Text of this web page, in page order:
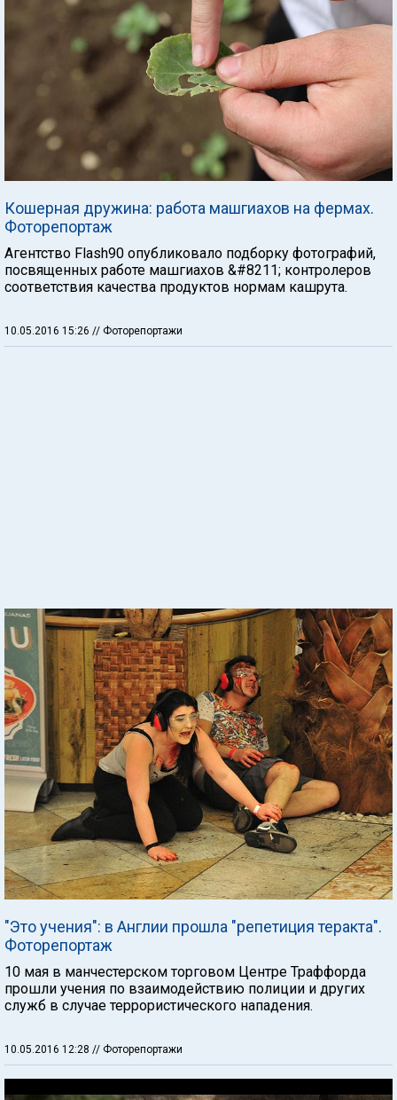
Кошерная дружина: работа машгиахов на фермах.
Фоторепортаж
Агентство Flash90 опубликовало подборку фотографий,
посвященных работе машгиахов &#8211; контролеров
соответствия качества продуктов нормам кашрута.
10.05.2016 15:26 // Фоторепортажи
"Это учения": в Англии прошла "репетиция теракта".
Фоторепортаж
10 мая в манчестерском торговом Центре Траффорда
прошли учения по взаимодействию полиции и других
служб в случае террористического нападения.
10.05.2016 12:28 // Фоторепортажи